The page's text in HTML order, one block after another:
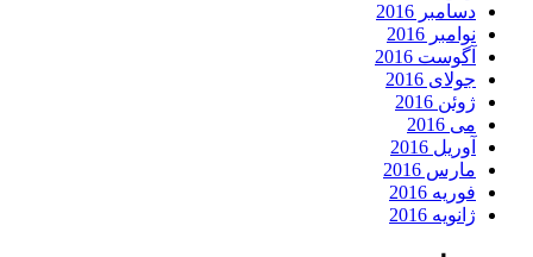
دسامبر 2016
نوامبر 2016
آگوست 2016
جولای 2016
ژوئن 2016
می 2016
آوریل 2016
مارس 2016
فوریه 2016
ژانویه 2016